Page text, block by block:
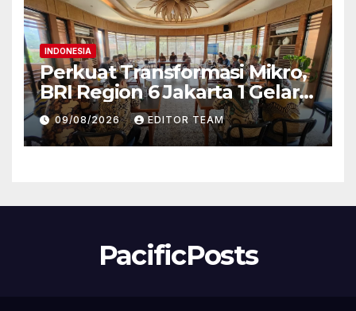
INDONESIA
Perkuat Transformasi Mikro,
BRI Region 6 Jakarta 1 Gelar
Pembekalan Motivasi dan
Sharing Session Bersama
Direktur Mikro
09/08/2026 EDITOR TEAM
PacificPosts